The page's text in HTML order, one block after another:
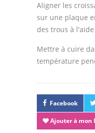
Aligner les
sur une plaque
des trous à
Mettre à cuire
température
Facebook
Ajouter à mon